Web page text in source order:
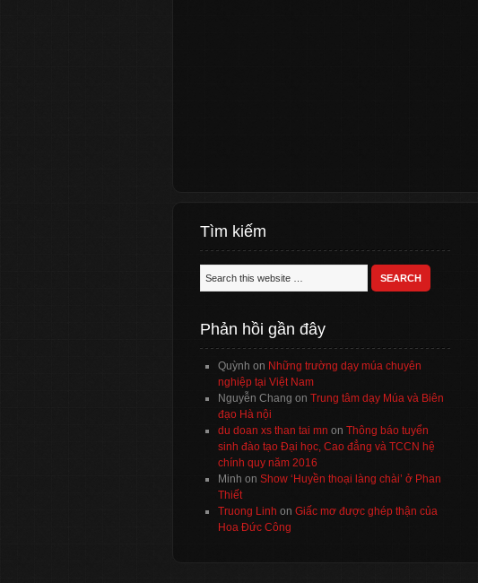
Tìm kiếm
Phản hồi gần đây
Quỳnh on Những trường dạy múa chuyên
nghiệp tại Việt Nam
Nguyễn Chang on Trung tâm dạy Múa và Biên
đạo Hà nội
du doan xs than tai mn on Thông báo tuyển
sinh đào tạo Đại học, Cao đẳng và TCCN hệ
chính quy năm 2016
Minh on Show ‘Huyền thoại làng chài’ ở Phan
Thiết
Truong Linh on Giấc mơ được ghép thận của
Hoa Đức Công